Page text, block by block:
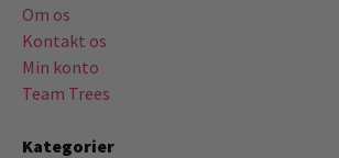
Om os
Kontakt os
Min konto
Team Trees
Kategorier